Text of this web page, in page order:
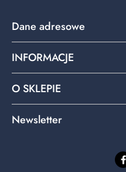
Dane adresowe
INFORMACJE
O SKLEPIE
Newsletter